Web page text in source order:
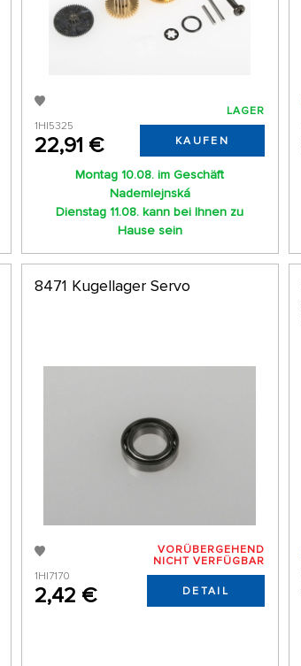
1HI5325
22,91 €
LAGER
KAUFEN
Montag 10.08. im Geschäft
Nademlejnská
Dienstag 11.08. kann bei Ihnen zu
Hause sein
8471 Kugellager Servo
1HI7170
2,42 €
VORÜBERGEHEND
NICHT VERFÜGBAR
DETAIL